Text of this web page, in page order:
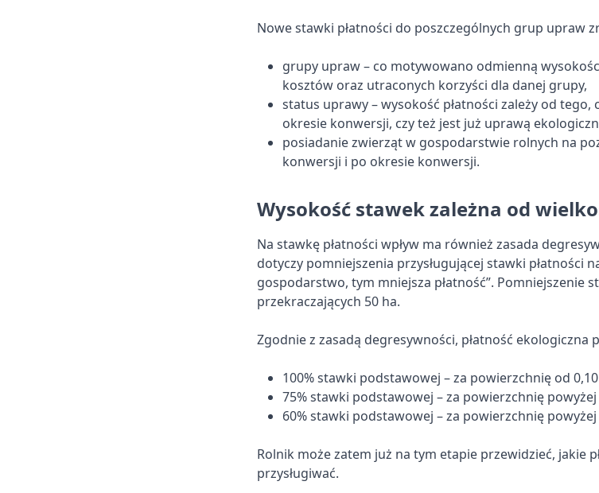
Nowe stawki płatności do poszczególnych grup upraw
grupy upraw – co motywowano odmienną
kosztów oraz utraconych korzyści dla danej grupy,
status uprawy – wysokość płatności zależy od tego,
okresie konwersji, czy też jest już uprawą
posiadanie zwierząt w gospodarstwie rolnych na
konwersji i po okresie konwersji.
Wysokość stawek zależna od
Na stawkę płatności wpływ ma również zasada
dotyczy pomniejszenia przysługującej stawki płatności
gospodarstwo, tym mniejsza płatność”. Pomniejszenie
przekraczających 50 ha.
Zgodnie z zasadą degresywności, płatność ekologiczna
100% stawki podstawowej – za powierzchnię od
75% stawki podstawowej – za powierzchnię powyżej
60% stawki podstawowej – za powierzchnię powyżej
Rolnik może zatem już na tym etapie przewidzieć, jakie
przysługiwać.